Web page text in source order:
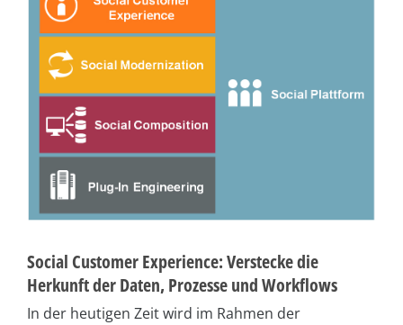
Social Customer Experience: Verstecke die
Herkunft der Daten, Prozesse und Workflows
In der heutigen Zeit wird im Rahmen der